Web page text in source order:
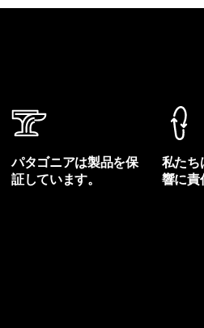
パタゴニアは製品を保
証しています。
私たち
響に責